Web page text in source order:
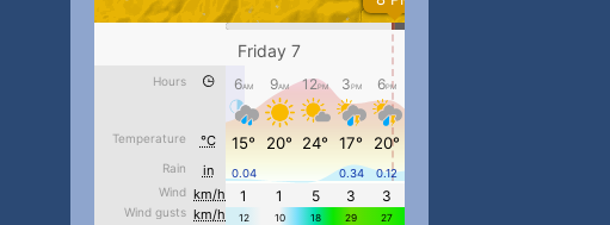
#PipIvanToday...
pimrec_project